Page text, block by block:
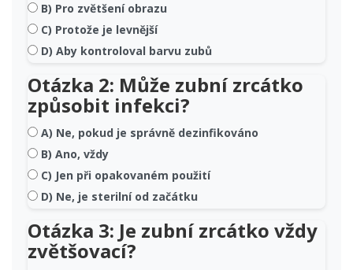
B) Pro zvětšení obrazu
C) Protože je levnější
D) Aby kontroloval barvu zubů
Otázka 2: Může zubní zrcátko
způsobit infekci?
A) Ne, pokud je správně dezinfikováno
B) Ano, vždy
C) Jen při opakovaném použití
D) Ne, je sterilní od začátku
Otázka 3: Je zubní zrcátko vždy
zvětšovací?